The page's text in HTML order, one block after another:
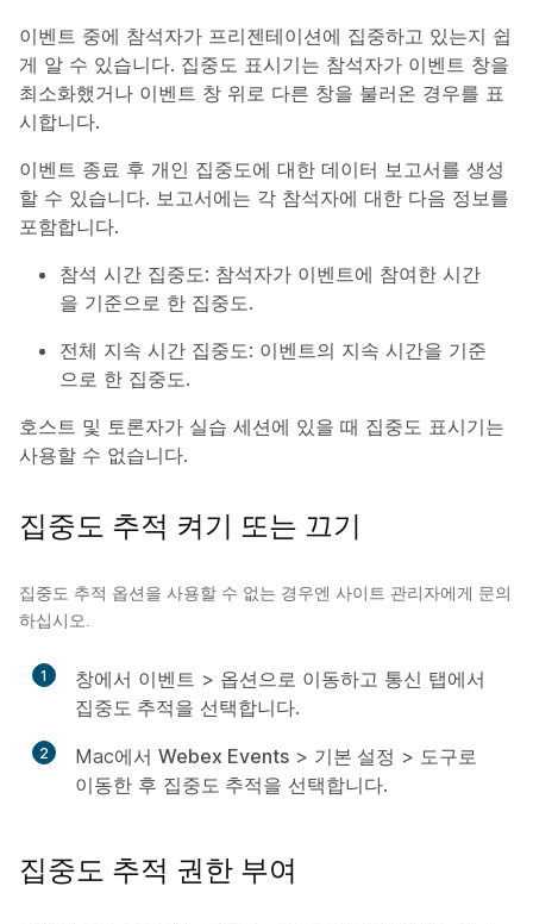
이벤트 중에 참석자가 프리젠테이션에 집중하고 있는지 쉽
게 알 수 있습니다. 집중도 표시기는 참석자가 이벤트 창을
최소화했거나 이벤트 창 위로 다른 창을 불러온 경우를 표
시합니다.
이벤트 종료 후 개인 집중도에 대한 데이터 보고서를 생성
할 수 있습니다. 보고서에는 각 참석자에 대한 다음 정보를
포함합니다.
참석 시간 집중도: 참석자가 이벤트에 참여한 시간
을 기준으로 한 집중도.
전체 지속 시간 집중도: 이벤트의 지속 시간을 기준
으로 한 집중도.
호스트 및 토론자가 실습 세션에 있을 때 집중도 표시기는
사용할 수 없습니다.
집중도 추적 켜기 또는 끄기
집중도 추적 옵션을 사용할 수 없는 경우엔 사이트 관리자에게 문의
하십시오.
1 창에서 이벤트 > 옵션으로 이동하고 통신 탭에서
집중도 추적을 선택합니다.
2 Mac에서 Webex Events > 기본 설정 > 도구로
이동한 후 집중도 추적을 선택합니다.
집중도 추적 권한 부여